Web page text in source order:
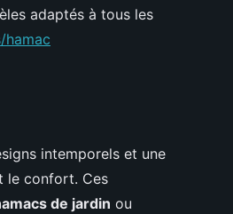
adaptés à tous les
intemporels et une
le confort. Ces
de jardin ou